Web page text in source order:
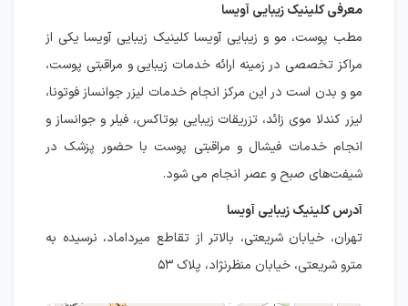
معرفی کلینیک زیبایی آویسا
مطب پوست، مو و زیبایی آویسا کلینیک زیبایی آویسا یکی از
مراکز تخصصی در زمینه ارائه خدمات زیبایی و مراقبتی پوست،
مو و بدن است در این مرکز انجام خدمات لیزر جوانساز فوتونا،
لیزر کندلا موی زائد، تزریقات زیبایی بوتاکس، فیلر و جوانساز و
انجام خدمات فیشال و مراقبتی پوست با حضور پزشک در
شیفت‌های صبح و عصر انجام می شود.
آدرس کلینیک زیبایی آویسا
تهران، خیابان شریعتی، بالاتر از تقاطع میرداماد، نرسیده به
مترو شریعتی، خیابان منظرنژاد، پلاک ۵۳